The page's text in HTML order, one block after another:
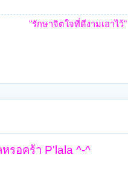
"รักษาจิตใจที่ดีงามเอาไว้"
รอคร้า P'lala ^-^